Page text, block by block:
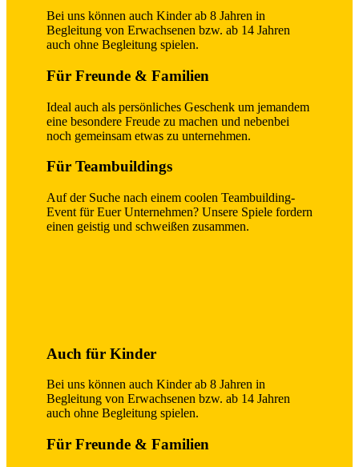
Bei uns können auch Kinder ab 8 Jahren in
Begleitung von Erwachsenen bzw. ab 14 Jahren
auch ohne Begleitung spielen.
Für Freunde & Familien
Ideal auch als persönliches Geschenk um jemandem
eine besondere Freude zu machen und nebenbei
noch gemeinsam etwas zu unternehmen.
Für Teambuildings
Auf der Suche nach einem coolen Teambuilding-
Event für Euer Unternehmen? Unsere Spiele fordern
einen geistig und schweißen zusammen.
Auch für Kinder
Bei uns können auch Kinder ab 8 Jahren in
Begleitung von Erwachsenen bzw. ab 14 Jahren
auch ohne Begleitung spielen.
Für Freunde & Familien